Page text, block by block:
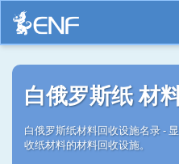
白俄罗斯纸 材
白俄罗斯纸材料回收设施名录 -
收纸材料的材料回收设施。